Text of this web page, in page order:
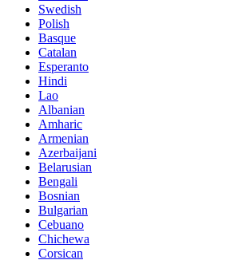
Swedish
Polish
Basque
Catalan
Esperanto
Hindi
Lao
Albanian
Amharic
Armenian
Azerbaijani
Belarusian
Bengali
Bosnian
Bulgarian
Cebuano
Chichewa
Corsican